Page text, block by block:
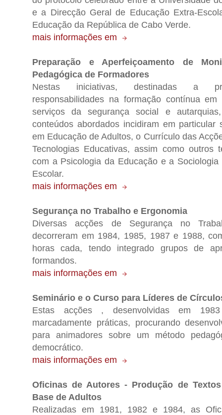
e a Direcção Geral de Educação Extra-
Educação da República de Cabo Verde.
mais informações em
Preparação e Aperfeiçoamento de
Pedagógica de Formadores
Nestas iniciativas, destinadas a
responsabilidades na formação contínua em
serviços da segurança social e
conteúdos abordados incidiram em particular
em Educação de Adultos, o Currículo das
Tecnologias Educativas, assim como outros
com a Psicologia da Educação e a Sociologia
Escolar.
mais informações em
Segurança no Trabalho e Ergonomia
Diversas acções de Segurança no
decorreram em 1984, 1985, 1987 e 1988,
horas cada, tendo integrado grupos de
formandos.
mais informações em
Seminário e o Curso para Líderes de
Estas acções , desenvolvidas em
marcadamente práticas, procurando
para animadores sobre um método
democrático.
mais informações em
Oficinas de Autores - Produção de
Base de Adultos
Realizadas em 1981, 1982 e 1984, as